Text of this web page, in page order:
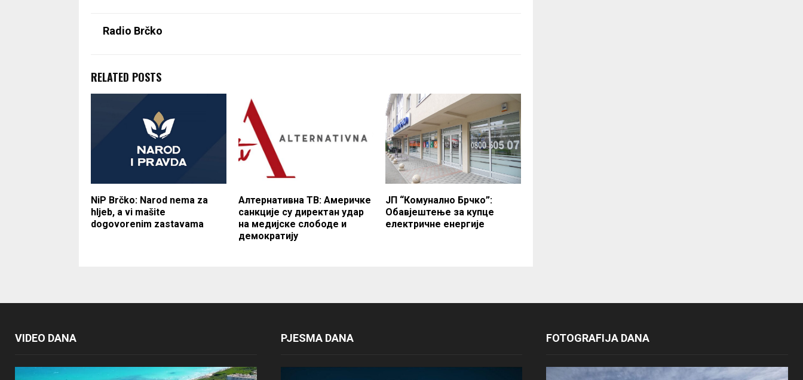
Radio Brčko
RELATED POSTS
NiP Brčko: Narod nema za
hljeb, a vi mašite
dogovorenim zastavama
Алтернативна ТВ: Америчке
санкције су директан удар
на медијске слободе и
демократију
ЈП “Комунално Брчко”:
Обавјештење за купце
електричне енергије
VIDEO DANA PJESMA DANA FOTOGRAFIJA DANA